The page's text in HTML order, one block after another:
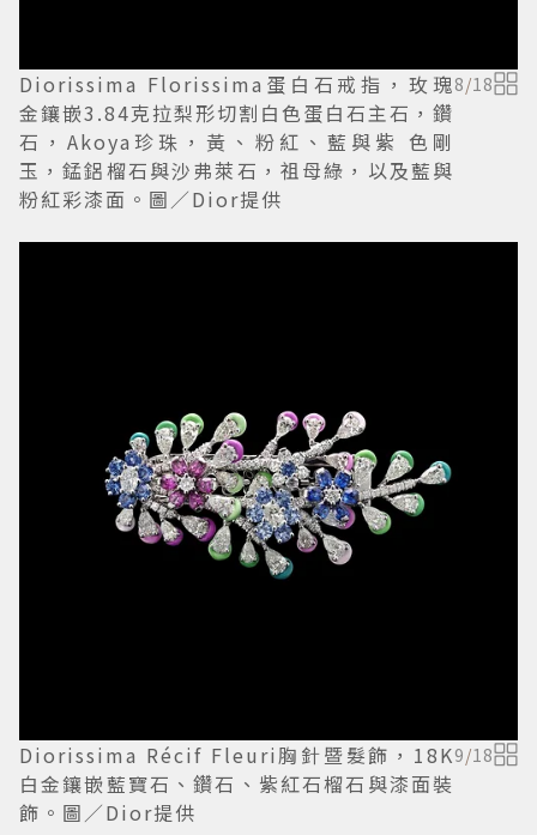
Diorissima Florissima蛋白石戒指，玫瑰
金鑲嵌3.84克拉梨形切割白色蛋白石主石，鑽
石，Akoya珍珠，黃、粉紅、藍與紫 色剛
玉，錳鋁榴石與沙弗萊石，祖母綠，以及藍與
粉紅彩漆面。圖／Dior提供
8/18
Diorissima Récif Fleuri胸針暨髮飾，18K
白金鑲嵌藍寶石、鑽石、紫紅石榴石與漆面裝
飾。圖／Dior提供
9/18